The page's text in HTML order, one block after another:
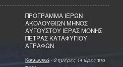
ΠΡΟΓΡΑΜΜΑ ΙΕΡΩΝ
ΑΚΟΛΟΥΘΙΩΝ ΜΗΝΟΣ
ΑΥΓΟΥΣΤΟΥ ΙΕΡΑΣ ΜΟΝΗΣ
ΠΕΤΡΑΣ ΚΑΤΑΦΥΓΙΟΥ
ΑΓΡΑΦΩΝ
Κοινωνικά - 2 ημέρες 14 ώρες πιο